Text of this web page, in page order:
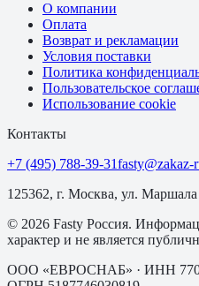
О компании
Оплата
Возврат и рекламации
Условия поставки
Политика
Пользовательское
Использование cookie
Контакты
+7 (495) 788-39-31fasty@zakaz-
125362, г. Москва, ул.
© 2026 Fasty Россия.
характер и не является
ООО «ЕВРОСНАБ» · ИНН